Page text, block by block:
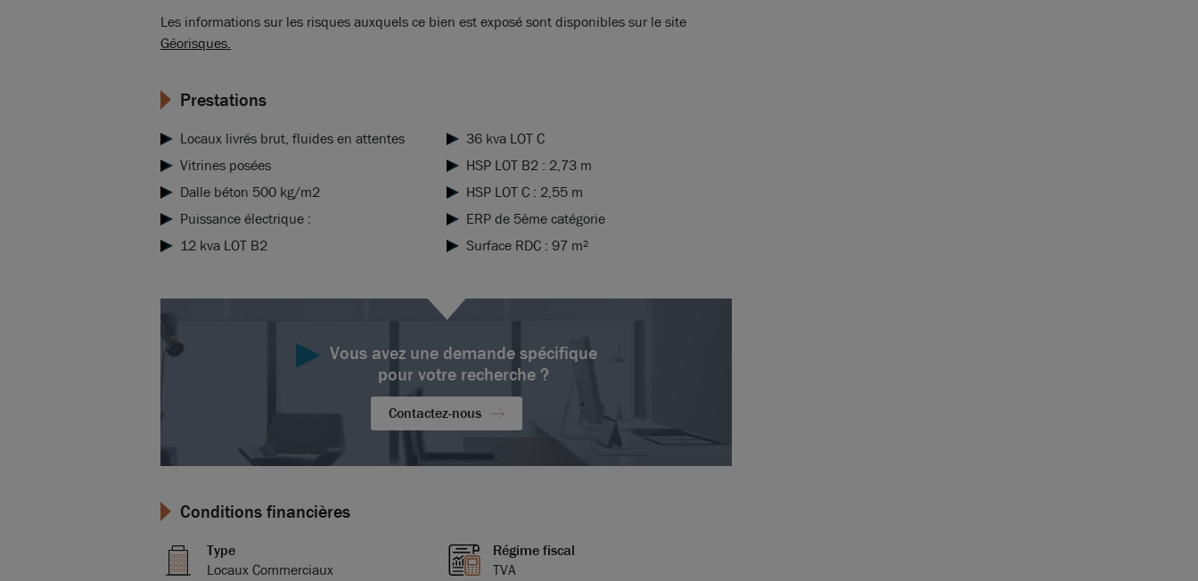
Les informations sur les risques auxquels ce bien est exposé sont disponibles sur le site
Géorisques.
Prestations
Locaux livrés brut, fluides en attentes
Vitrines posées
Dalle béton 500 kg/m2
Puissance électrique :
12 kva LOT B2
36 kva LOT C
HSP LOT B2 : 2,73 m
HSP LOT C : 2,55 m
ERP de 5ème catégorie
Surface RDC : 97 m²
Vous avez une demande spécifique
pour votre recherche ?
Contactez-nous
Conditions financières
Type
Locaux Commerciaux
Régime fiscal
TVA